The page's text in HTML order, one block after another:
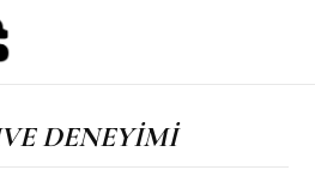
DENEYİMİ